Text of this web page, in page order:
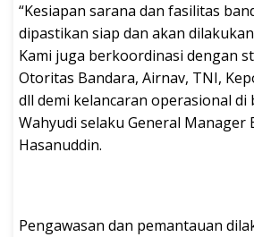
“Kesiapan sarana dan fasilitas
dipastikan siap dan akan
Kami juga berkoordinasi dengan
Otoritas Bandara, Airnav, TNI,
dll demi kelancaran operasional di
Wahyudi selaku General Manager
Hasanuddin.
Pengawasan dan pemantauan